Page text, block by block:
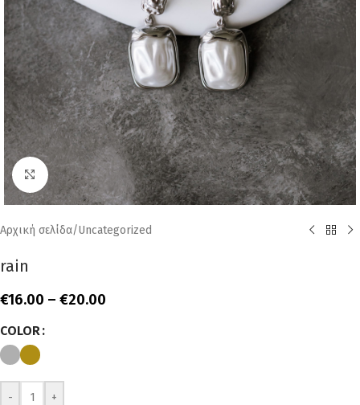
Click to enlarge
Αρχική σελίδα/Uncategorized
rain
€16.00 – €20.00
COLOR
- +